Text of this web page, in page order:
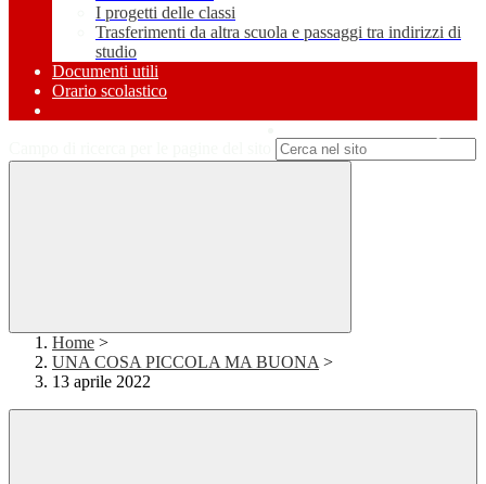
I progetti delle classi
Trasferimenti da altra scuola e passaggi tra indirizzi di
studio
Documenti utili
Orario scolastico
Home >
UNA COSA PICCOLA MA BUONA >
13 aprile 2022